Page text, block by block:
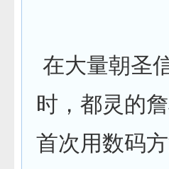
在大量朝圣
时，都灵的
首次用数码